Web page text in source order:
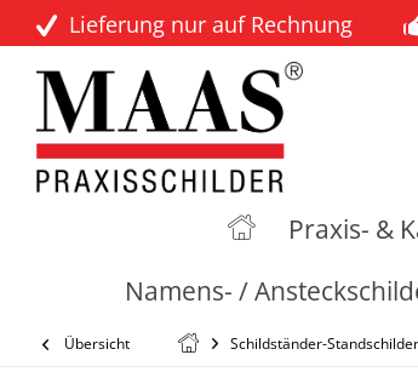
Lieferung nur auf Rechnung
Praxis- &
Namens- /
Übersicht Schildständer-Standschilder